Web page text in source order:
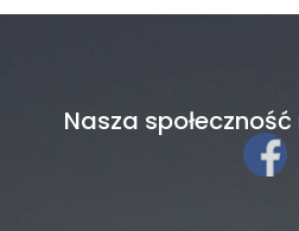
Nasza